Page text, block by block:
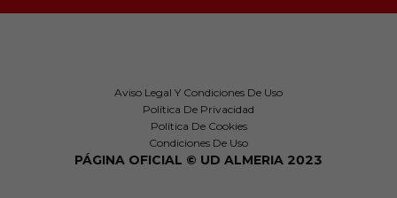
Aviso Legal Y Condiciones De Uso
Política De Privacidad
Política De Cookies
Condiciones De Uso
PÁGINA OFICIAL © UD ALMERIA 2023